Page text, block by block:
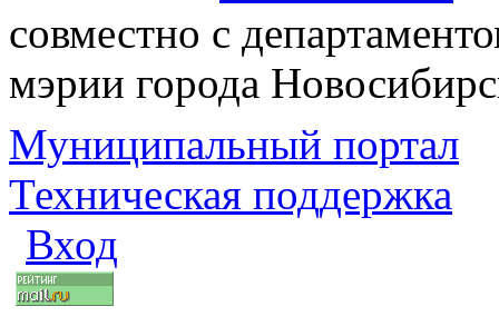
совместно с
мэрии города
Муниципальный портал
Техническая поддержка
Вход